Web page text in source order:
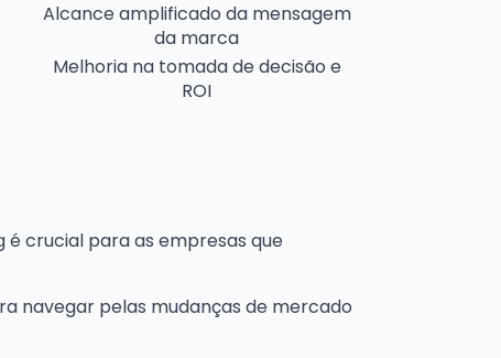
Alcance amplificado da mensagem
da marca
Melhoria na tomada de decisão e
ROI
crucial para as empresas que
navegar pelas mudanças de mercado